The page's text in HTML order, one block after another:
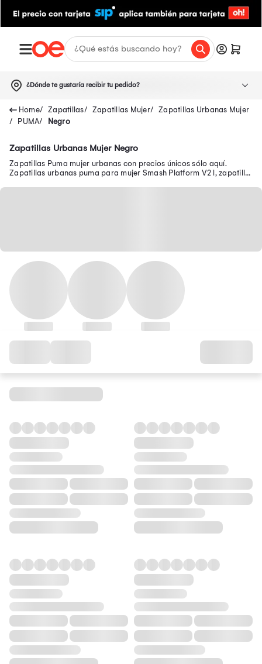
¿Dónde te gustaría recibir tu pedido?
Zapatillas Zapatillas Mujer
Zapatillas Urbanas Mujer
PUMA
Negro
Zapatillas Urbanas Mujer Negro
Zapatillas Puma mujer urbanas con precios únicos sólo aquí.
Zapatillas urbanas puma para mujer Smash Platform V2 l, zapatilla